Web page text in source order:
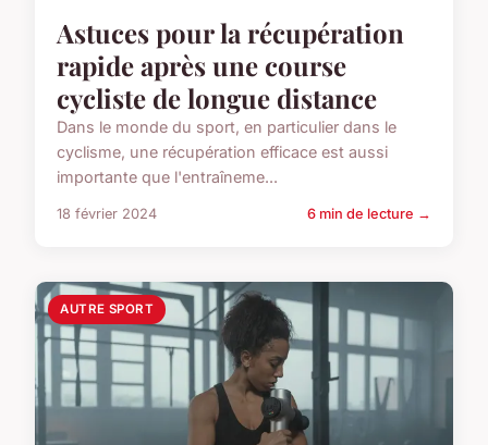
Astuces pour la récupération
rapide après une course
cycliste de longue distance
Dans le monde du sport, en particulier dans le
cyclisme, une récupération efficace est aussi
importante que l'entraîneme...
18 février 2024 6 min de lecture →
AUTRE SPORT